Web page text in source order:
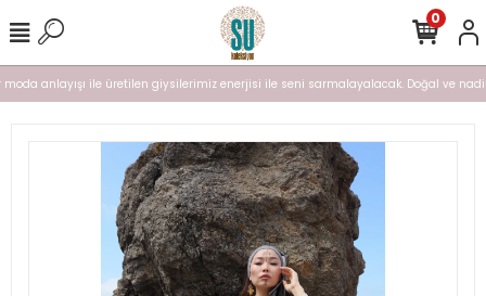
moda anlayışı ile üretilen giysilerimiz enerjisi ile seni sarmalayalacak. Doğal ve
0